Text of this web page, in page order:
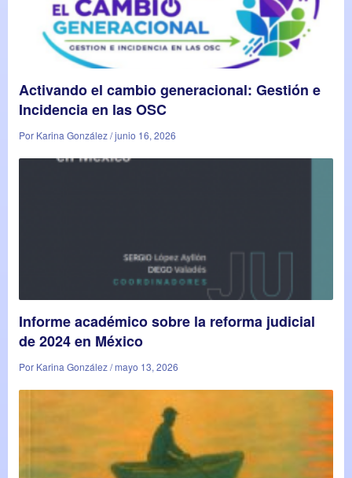
Activando el cambio generacional: Gestión e
Incidencia en las OSC
Por Karina González / junio 16, 2026
Informe académico sobre la reforma judicial
de 2024 en México
Por Karina González / mayo 13, 2026